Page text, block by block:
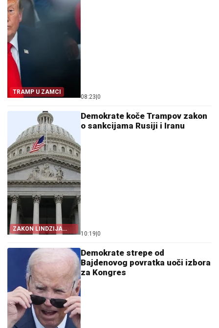
TRAMP U ZAMCI
08:23 0
ZAKON LINDZIJA
GREJEMA
Demokrate koče Trampov zakon
o sankcijama Rusiji i Iranu
10:19 0
Demokrate strepe od
Bajdenovog povratka uoči izbora
za Kongres